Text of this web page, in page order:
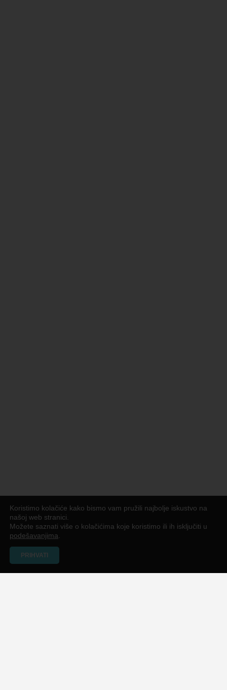
Koristimo kolačiće kako bismo vam pružili najbolje iskustvo na
našoj web stranici.
Možete saznati više o kolačićima koje koristimo ili ih isključiti u
podešavanjima
PRIHVATI